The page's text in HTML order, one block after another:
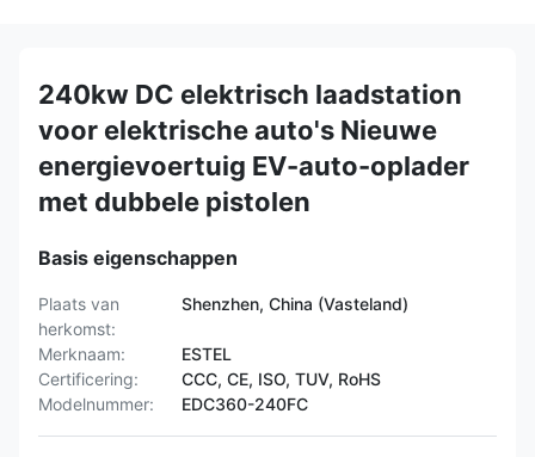
240kw DC elektrisch laadstation
voor elektrische auto's Nieuwe
energievoertuig EV-auto-oplader
met dubbele pistolen
Basis eigenschappen
Plaats van
herkomst:
Shenzhen, China (Vasteland)
Merknaam:
ESTEL
Certificering:
CCC, CE, ISO, TUV, RoHS
Modelnummer:
EDC360-240FC